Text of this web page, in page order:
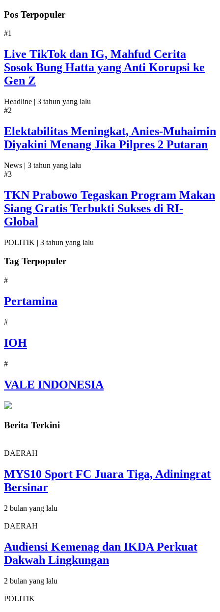
Pos Terpopuler
#1
Live TikTok dan IG, Mahfud Cerita
Sosok Bung Hatta yang Anti Korupsi ke
Gen Z
Headline | 3 tahun yang lalu
#2
Elektabilitas Meningkat, Anies-Muhaimin
Diyakini Menang Jika Pilpres 2 Putaran
News | 3 tahun yang lalu
#3
TKN Prabowo Tegaskan Program Makan
Siang Gratis Terbukti Sukses di RI-
Global
POLITIK | 3 tahun yang lalu
Tag Terpopuler
#
Pertamina
#
IOH
#
VALE INDONESIA
Berita Terkini
DAERAH
MYS10 Sport FC Juara Tiga, Adiningrat
Bersinar
2 bulan yang lalu
DAERAH
Audiensi Kemenag dan IKDA Perkuat
Dakwah Lingkungan
2 bulan yang lalu
POLITIK